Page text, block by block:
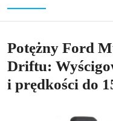
Potężny Ford
Driftu:
i prędkości do